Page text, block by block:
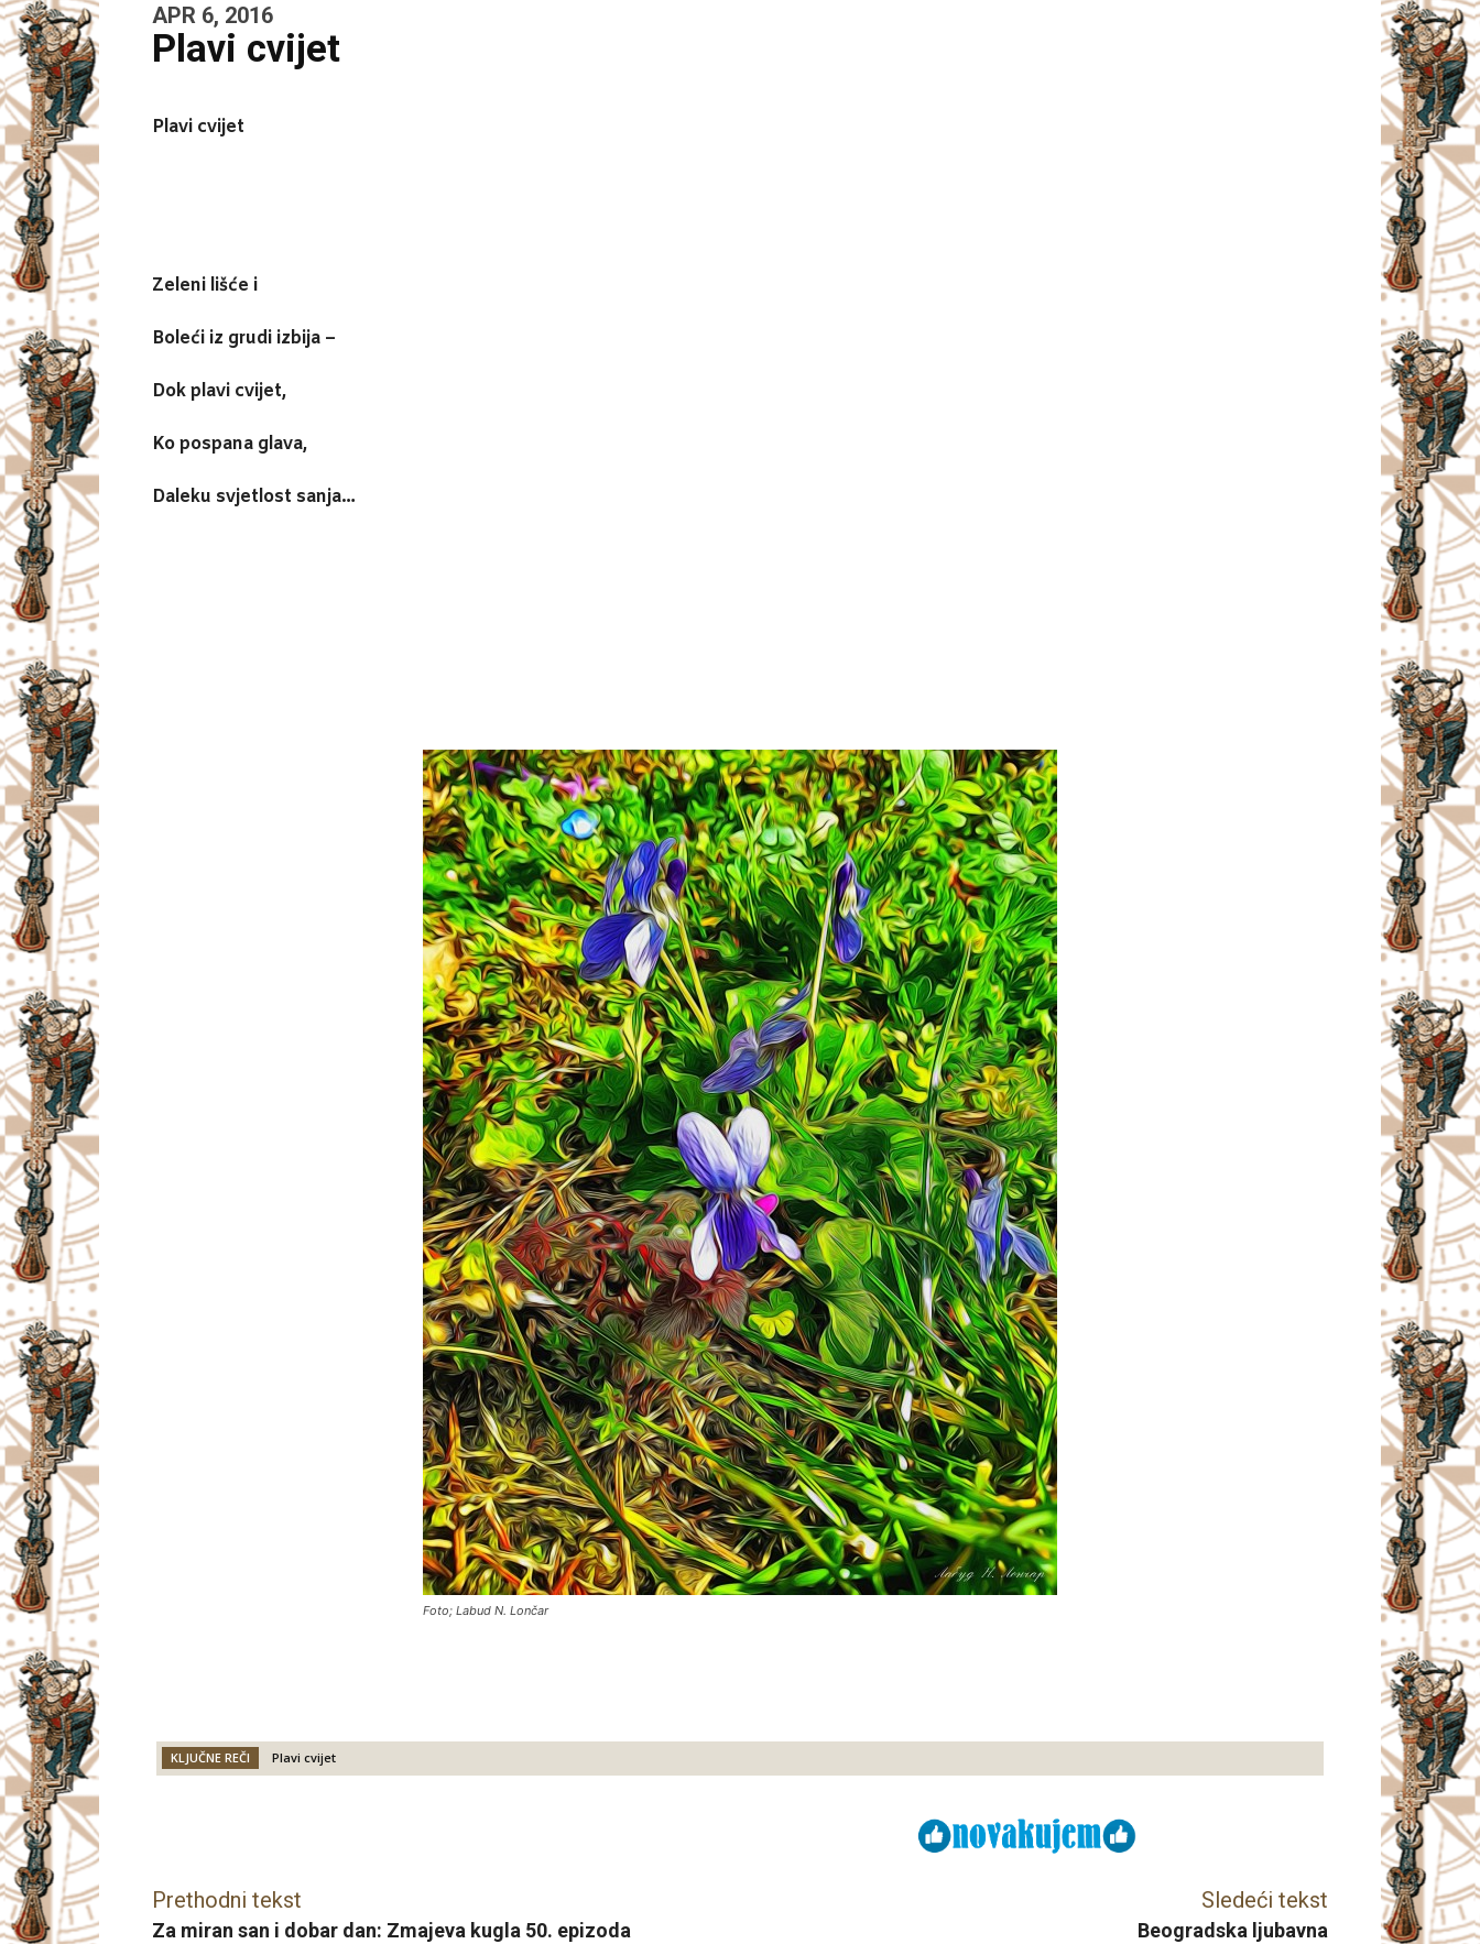
APR 6, 2016
Plavi cvijet
Plavi cvijet
Zeleni lišće i
Boleći iz grudi izbija –
Dok plavi cvijet,
Ko pospana glava,
Daleku svjetlost sanja…
Foto; Labud N. Lončar
KLJUČNE REČI Plavi cvijet
Prethodni tekst
Za miran san i dobar dan: Zmajeva kugla 50. epizoda
Sledeći tekst
Beogradska ljubavna